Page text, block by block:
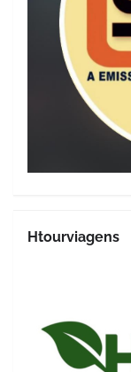
Htourviagens